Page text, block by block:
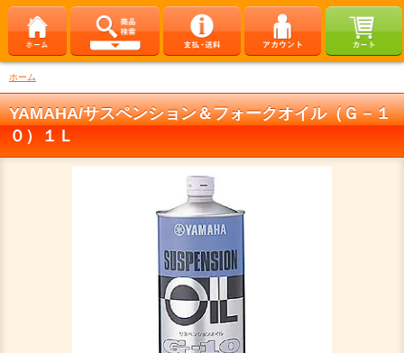
ホーム
YAMAHA/サスペンション＆フォークオイル（Ｇ－１
０）１Ｌ